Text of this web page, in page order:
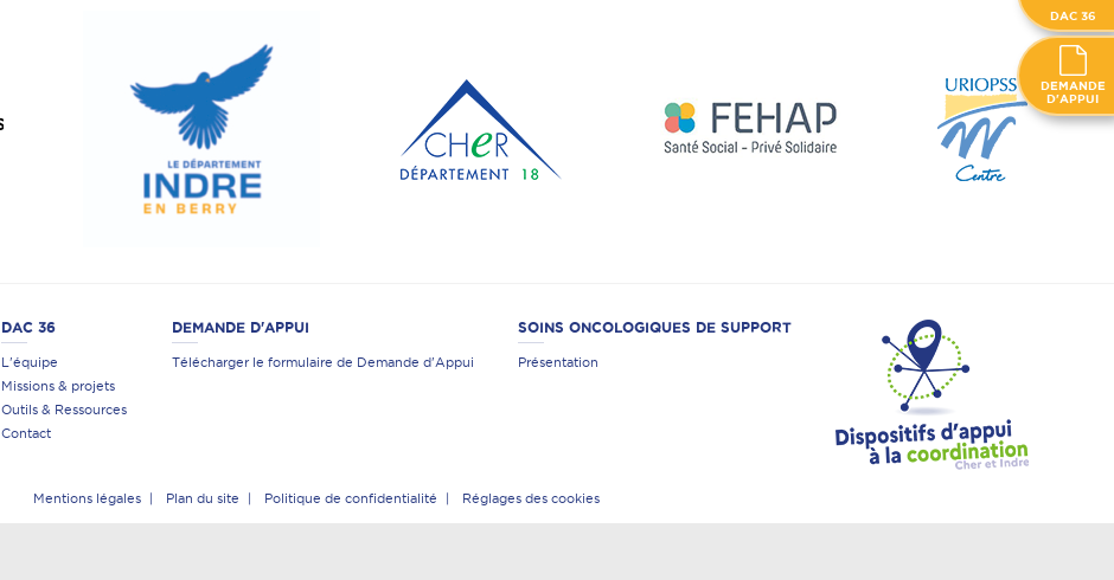
DAC 36
L'équipe
Missions & projets
Outils & Ressources
Contact
DEMANDE D'APPUI
Télécharger le formulaire de Demande d'Appui
SOINS ONCOLOGIQUES DE SUPPORT
Présentation
Mentions légales Plan du site Politique de confidentialité Réglages des cookies
DAC 36
DEMANDE
D'APPUI